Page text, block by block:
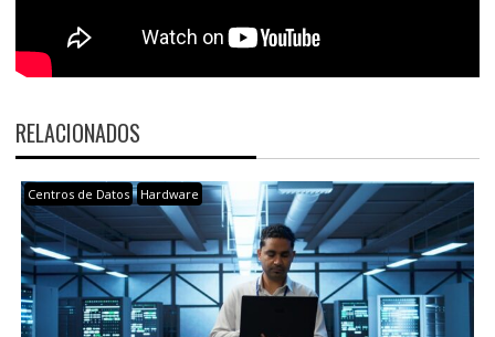
RELACIONADOS
Centros de Datos Hardware